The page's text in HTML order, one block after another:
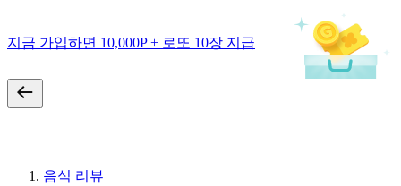
지금 가입하면 10,000P + 로또 10장 지급
음식 리뷰